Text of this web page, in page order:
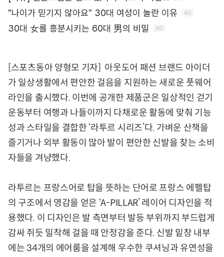
[스포츠동아 양형모 기자] 아웃도어 패션 브랜드 아이더
가 일상생활에서 편안한 걸음을 지원하는 새로운 풋웨어
라인을 출시했다. 이번에 공개한 제품군은 일상적인 걷기
운동부터 여행과 나들이까지 다채로운 활동에 맞춰 기능
성과 스타일을 결합한 ‘라투르 시리즈’다. 가벼운 산책을
즐기거나 외부 활동이 많아 발이 편안한 신발을 찾는 소비
자들을 겨냥했다.
라투르는 프랑스어로 탑을 뜻하는 단어로 프랑스 에펠탑
의 구조에서 영감을 얻은 ‘A-PILLAR’ 레이어 디자인을 적
용했다. 이 디자인은 발 측면부터 발등 부위까지 부드럽게
감싸 쥐듯 밀착해 걸을 때 안정감을 준다. 신발 밑창 내부
에는 34개의 에어룸을 설계해 우수한 쿠셔닝과 유연성을